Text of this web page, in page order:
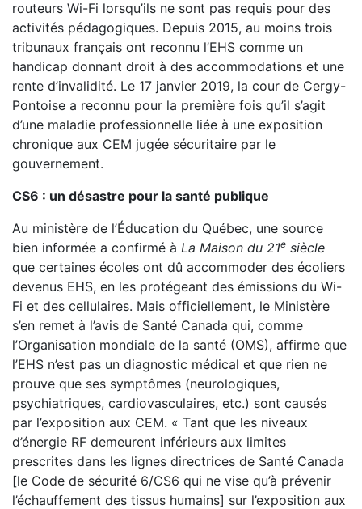
routeurs Wi-Fi lorsqu’ils ne sont pas requis pour des
activités pédagogiques. Depuis 2015, au moins trois
tribunaux français ont reconnu l’EHS comme un
handicap donnant droit à des accommodations et une
rente d’invalidité. Le 17 janvier 2019, la cour de Cergy-
Pontoise a reconnu pour la première fois qu’il s’agit
d’une maladie professionnelle liée à une exposition
chronique aux CEM jugée sécuritaire par le
gouvernement.
CS6 : un désastre pour la santé publique
Au ministère de l’Éducation du Québec, une source
bien informée a confirmé à La Maison du 21e siècle
que certaines écoles ont dû accommoder des écoliers
devenus EHS, en les protégeant des émissions du Wi-
Fi et des cellulaires. Mais officiellement, le Ministère
s’en remet à l’avis de Santé Canada qui, comme
l’Organisation mondiale de la santé (OMS), affirme que
l’EHS n’est pas un diagnostic médical et que rien ne
prouve que ses symptômes (neurologiques,
psychiatriques, cardiovasculaires, etc.) sont causés
par l’exposition aux CEM. « Tant que les niveaux
d’énergie RF demeurent inférieurs aux limites
prescrites dans les lignes directrices de Santé Canada
[le Code de sécurité 6/CS6 qui ne vise qu’à prévenir
l’échauffement des tissus humains] sur l’exposition aux